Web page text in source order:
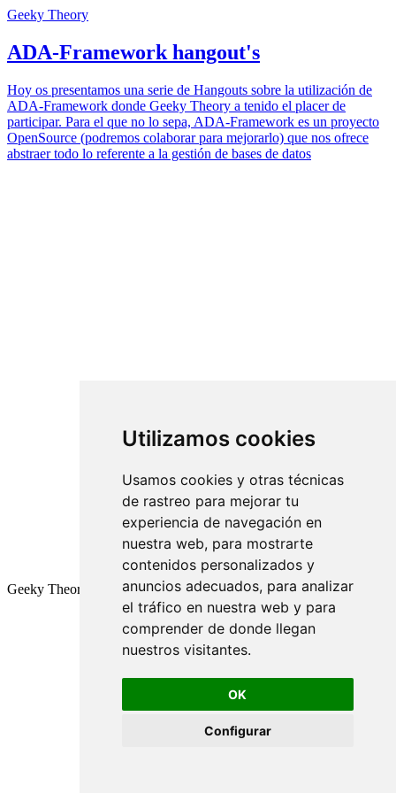
Utilizamos cookies
Usamos cookies y otras técnicas
de rastreo para mejorar tu
experiencia de navegación en
nuestra web, para mostrarte
contenidos personalizados y
anuncios adecuados, para analizar
el tráfico en nuestra web y para
comprender de donde llegan
nuestros visitantes.
OK
Configurar
Geeky Theory
ADA-Framework hangout's
Hoy os presentamos una serie de Hangouts sobre la utilización de
ADA-Framework donde Geeky Theory a tenido el placer de
participar. Para el que no lo sepa, ADA-Framework es un proyecto
OpenSource (podremos colaborar para mejorarlo) que nos ofrece
abstraer todo lo referente a la gestión de bases de datos
Geeky Theory © 2026